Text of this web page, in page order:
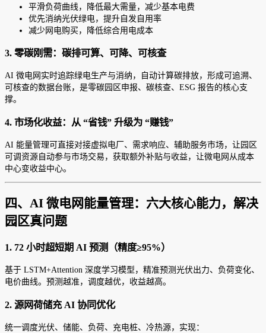
平滑负荷曲线，降低最大需量，减少基本电费
优先消纳光伏绿电，提升自发自用率
减少网电购买，降低综合用电成本
3. 零碳刚需：碳排可算、可降、可核查
AI 微电网实时追踪绿电生产与消纳，自动计算碳排放，形成可追溯、
可核查的数据台账，是零碳园区申报、碳核查、ESG 报告的核心支
撑。
4. 市场化收益：从 “省钱” 升级为 “赚钱”
AI 能量管理可直接对接虚拟电厂、需求响应、辅助服务市场，让园区
可调资源自动参与市场交易，获取额外补贴与收益，让微电网从成本
中心变收益中心。
四、AI 微电网能量管理：六大核心能力，解决
园区真问题
1. 72 小时超短期 AI 预测（精度≥95%）
基于 LSTM+Attention 深度学习模型，精准预测光伏出力、负荷变化、
电价曲线。预测越准，调度越优，收益越高。
2. 源网荷储充 AI 协同优化
统一调度光伏、储能、负荷、充电桩、冷热源，实现：